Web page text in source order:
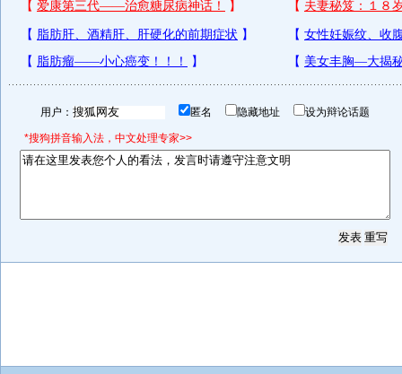
用户： 匿名 隐藏地址 设为辩论话题
*搜狗拼音输入法，中文处理专家>>